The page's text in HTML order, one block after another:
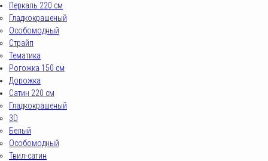
Перкаль 220 см
Гладкокрашеный
Особомодный
Страйп
Тематика
Рогожка 150 см
Дорожка
Сатин 220 см
Гладкокрашеный
3D
Белый
Особомодный
Твил-сатин